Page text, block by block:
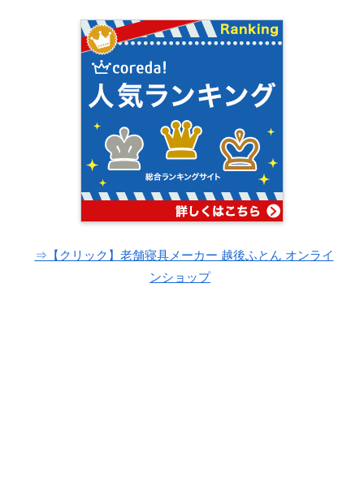
⇒【クリック】老舗寝具メーカー 越後ふとん オンライ
ンショップ